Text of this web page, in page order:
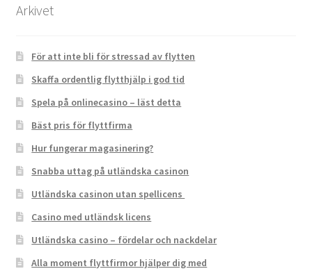
Arkivet
För att inte bli för stressad av flytten
Skaffa ordentlig flytthjälp i god tid
Spela på onlinecasino – läst detta
Bäst pris för flyttfirma
Hur fungerar magasinering?
Snabba uttag på utländska casinon
Utländska casinon utan spellicens
Casino med utländsk licens
Utländska casino – fördelar och nackdelar
Alla moment flyttfirmor hjälper dig med